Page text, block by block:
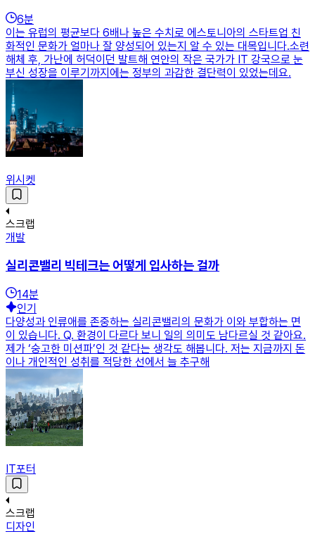
6분
이는 유럽의 평균보다 6배나 높은 수치로 에스토니아의 스타트업 친
화적인 문화가 얼마나 잘 양성되어 있는지 알 수 있는 대목입니다.​소련
해체 후, 가난에 허덕이던 발트해 연안의 작은 국가가 IT 강국으로 눈
부신 성장을 이루기까지에는 정부의 과감한 결단력이 있었는데요.
위시켓
스크랩
개발
실리콘밸리 빅테크는 어떻게 입사하는 걸까
14분
인기
다양성과 인류애를 존중하는 실리콘밸리의 문화가 이와 부합하는 면
이 있습니다. Q. 환경이 다르다 보니 일의 의미도 남다르실 것 같아요.
제가 ‘숭고한 미션파’인 것 같다는 생각도 해봅니다. 저는 지금까지 돈
이나 개인적인 성취를 적당한 선에서 늘 추구해
IT포터
스크랩
디자인